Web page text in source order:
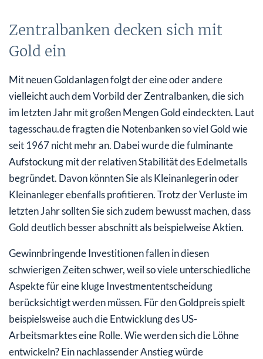
Zentralbanken decken sich mit
Gold ein
Mit neuen Goldanlagen folgt der eine oder andere
vielleicht auch dem Vorbild der Zentralbanken, die sich
im letzten Jahr mit großen Mengen Gold eindeckten. Laut
tagesschau.de fragten die Notenbanken so viel Gold wie
seit 1967 nicht mehr an. Dabei wurde die fulminante
Aufstockung mit der relativen Stabilität des Edelmetalls
begründet. Davon könnten Sie als Kleinanlegerin oder
Kleinanleger ebenfalls profitieren. Trotz der Verluste im
letzten Jahr sollten Sie sich zudem bewusst machen, dass
Gold deutlich besser abschnitt als beispielweise Aktien.
Gewinnbringende Investitionen fallen in diesen
schwierigen Zeiten schwer, weil so viele unterschiedliche
Aspekte für eine kluge Investmententscheidung
berücksichtigt werden müssen. Für den Goldpreis spielt
beispielsweise auch die Entwicklung des US-
Arbeitsmarktes eine Rolle. Wie werden sich die Löhne
entwickeln? Ein nachlassender Anstieg würde